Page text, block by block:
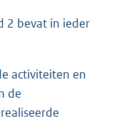
2 bevat in ieder
activiteiten en
de